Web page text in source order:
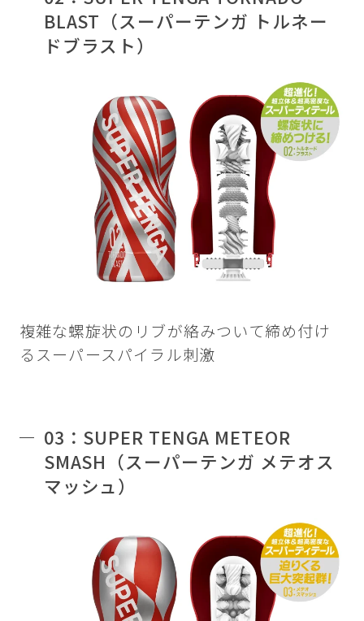
BLAST（スーパーテンガ トルネー
ドブラスト）
複雑な螺旋状のリブが絡みついて締め付け
るスーパースパイラル刺激
03：SUPER TENGA METEOR
SMASH（スーパーテンガ メテオス
マッシュ）